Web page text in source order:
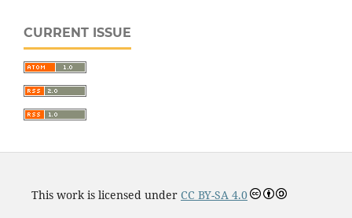
CURRENT ISSUE
This work is licensed under CC BY-SA 4.0